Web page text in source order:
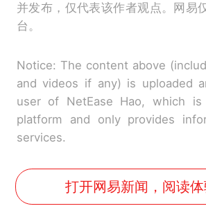
并发布，仅代表该作者观点。网易
台。
Notice: The content above
and videos if any) is uploaded
user of NetEase Hao, which
platform and only provides
services.
打开网易新闻，阅读